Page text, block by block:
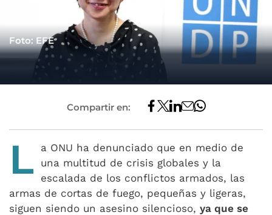
Foto: EFE
Compartir en:
L
a ONU ha denunciado que en medio de
una multitud de crisis globales y la
escalada de los conflictos armados, las
armas de cortas de fuego, pequeñas y ligeras,
siguen siendo un asesino silencioso, ya que se